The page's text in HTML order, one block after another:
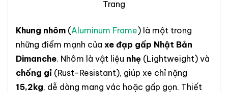
Trang
Khung nhôm (Aluminum Frame) là một trong
những điểm mạnh của xe đạp gấp Nhật Bản
Dimanche. Nhôm là vật liệu nhẹ (Lightweight) và
chống gỉ (Rust-Resistant), giúp xe chỉ nặng
15,2kg, dễ dàng mang vác hoặc gấp gọn. Thiết